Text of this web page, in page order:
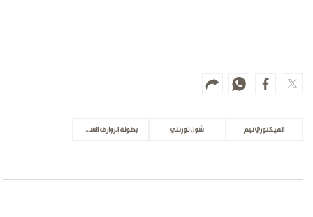
الفيكتوري تيم شون تورنتي بطولة الزوارق السريعة بإيطاليا